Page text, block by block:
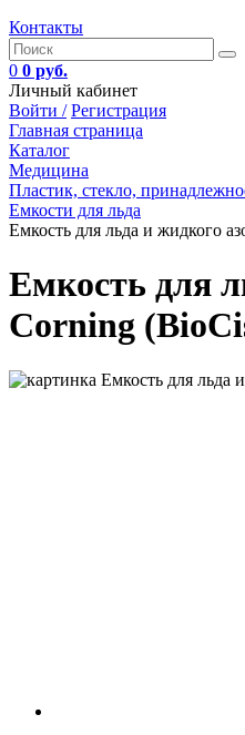
Контакты
0 0 руб.
Личный кабинет
Войти / Регистрация
Главная страница
Каталог
Медицина
Пластик, стекло,
Емкости для льда
Емкость для льда и жидкого
Емкость для
Corning